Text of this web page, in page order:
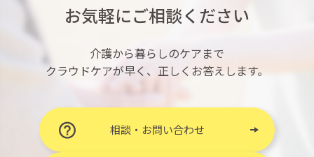
お気軽にご相談ください
介護から暮らしのケアまで
クラウドケアが早く、正しくお答えします。
相談・お問い合わせ